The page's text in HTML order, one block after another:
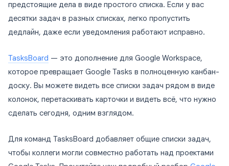
предстоящие дела в виде простого списка. Если у вас
десятки задач в разных списках, легко пропустить
дедлайн, даже если уведомления работают исправно.
TasksBoard — это дополнение для Google Workspace,
которое превращает Google Tasks в полноценную канбан-
доску. Вы можете видеть все списки задач рядом в виде
колонок, перетаскивать карточки и видеть всё, что нужно
сделать сегодня, одним взглядом.
Для команд TasksBoard добавляет общие списки задач,
чтобы коллеги могли совместно работать над проектами